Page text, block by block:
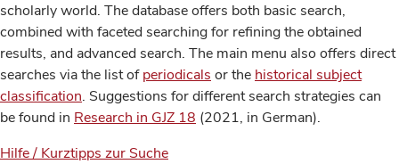
scholarly world. The database offers both basic search,
combined with faceted searching for refining the obtained
results, and advanced search. The main menu also offers direct
searches via the list ofperiodicals or the historical subject
classification. Suggestions for different search strategies can
be found in Research in GJZ 18 (2021, in German).
Hilfe / Kurztipps zur Suche